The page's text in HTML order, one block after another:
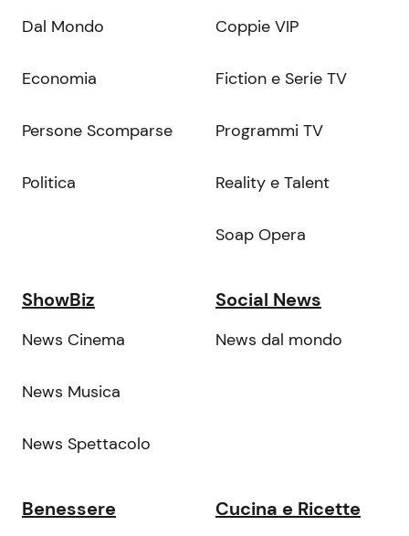
Dal Mondo
Economia
Persone Scomparse
Politica
Coppie VIP
Fiction e Serie TV
Programmi TV
Reality e Talent
Soap Opera
ShowBiz
News Cinema
News Musica
News Spettacolo
Social News
News dal mondo
Benessere Cucina e Ricette